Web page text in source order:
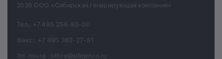
2026 ООО «Сибирская генерирующая компания»
Тел.: +7 495 258-83-00
Факс.: +7 495 363-27-81
Эл. почта.: office@sibgenco.ru